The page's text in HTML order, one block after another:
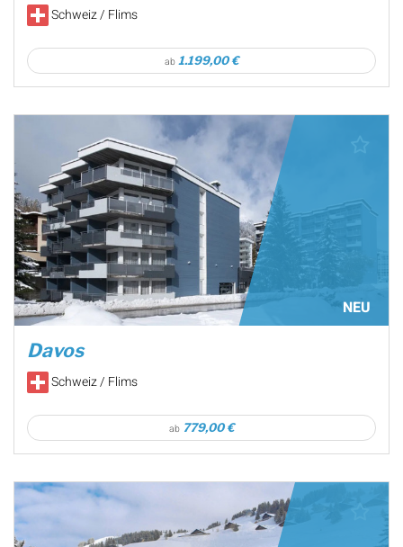
Schweiz / Flims
ab 1.199,00 €
NEU
Davos
Schweiz / Flims
ab 779,00 €